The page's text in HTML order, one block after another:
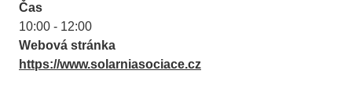
Čas
10:00 - 12:00
Webová stránka
https://www.solarniasociace.cz